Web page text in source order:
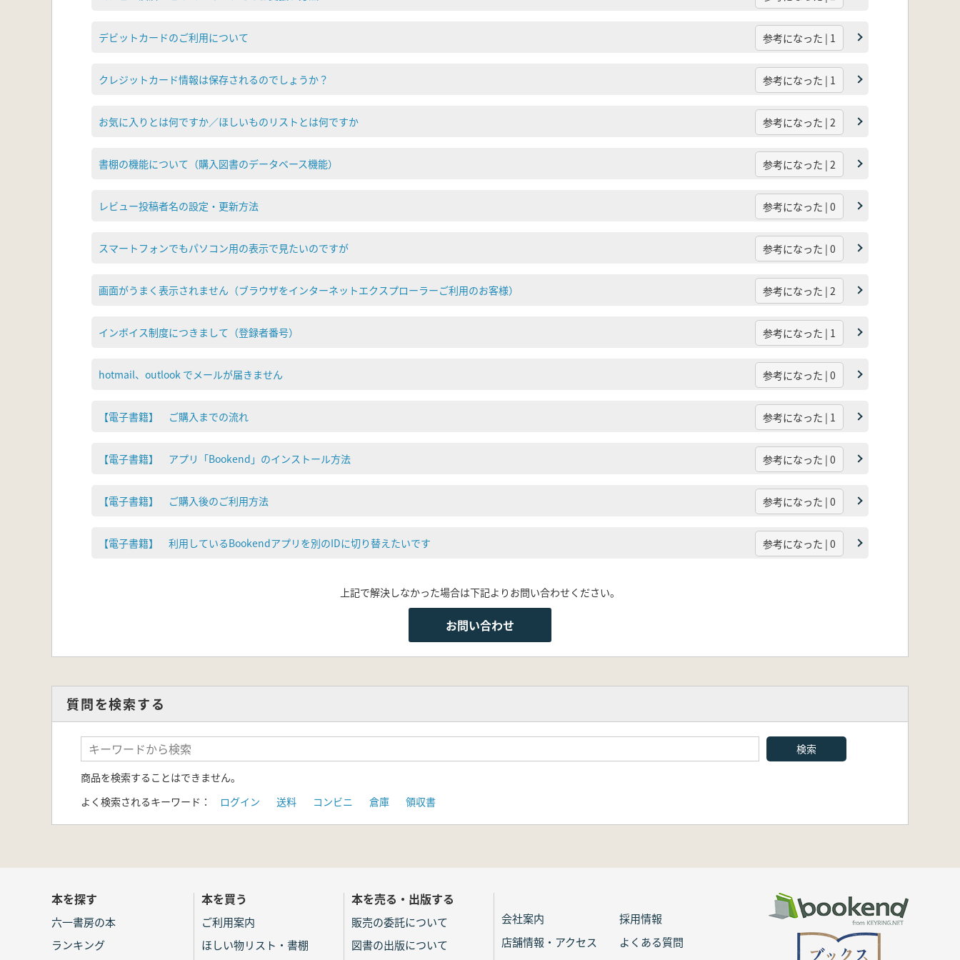
デビットカードのご利用について 参考になった | 1
クレジットカード情報は保存されるのでしょうか？ 参考になった | 1
お気に入りとは何ですか／ほしいものリストとは何ですか 参考になった | 2
書棚の機能について（購入図書のデータベース機能） 参考になった | 2
レビュー投稿者名の設定・更新方法 参考になった | 0
スマートフォンでもパソコン用の表示で見たいのですが 参考になった | 0
画面がうまく表示されません（ブラウザをインターネットエクスプローラーご利用のお客様） 参考になった | 2
インボイス制度につきまして（登録者番号） 参考になった | 1
hotmail、outlook でメールが届きません 参考になった | 0
【電子書籍】 ご購入までの流れ 参考になった | 1
【電子書籍】 アプリ「Bookend」のインストール方法 参考になった | 0
【電子書籍】 ご購入後のご利用方法 参考になった | 0
【電子書籍】 利用しているBookendアプリを別のIDに切り替えたいです 参考になった | 0
上記で解決しなかった場合は下記よりお問い合わせください。
お問い合わせ
質問を検索する
商品を検索することはできません。
よく検索されるキーワード：
ログイン 送料 コンビニ 倉庫 領収書
本を探す
六一書房の本
ランキング
本を買う
ご利用案内
ほしい物リスト・書棚
本を売る・出版する
販売の委託について
図書の出版について
会社案内
採用情報
店舗情報・アクセス
よくある質問